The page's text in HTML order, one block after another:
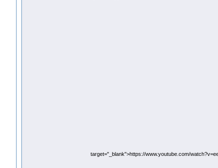
target="_blank">https://www.youtube.com/